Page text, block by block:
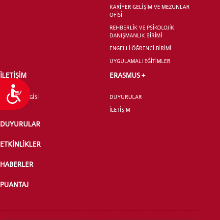
Ulaşılabilirlik
KARİYER GELİŞİM VE MEZUNLAR
OFİSİ
REHBERLİK VE PSİKOLOJİK
DANIŞMANLIK BİRİMİ
ENGELLİ ÖĞRENCİ BİRİMİ
UYGULAMALI EĞİTİMLER
İLETİŞİM
İLETİŞİM BİLGİSİ
ERASMUS +
DUYURULAR
İLETİŞİM
DUYURULAR
ETKİNLİKLER
HABERLER
PUANTAJ